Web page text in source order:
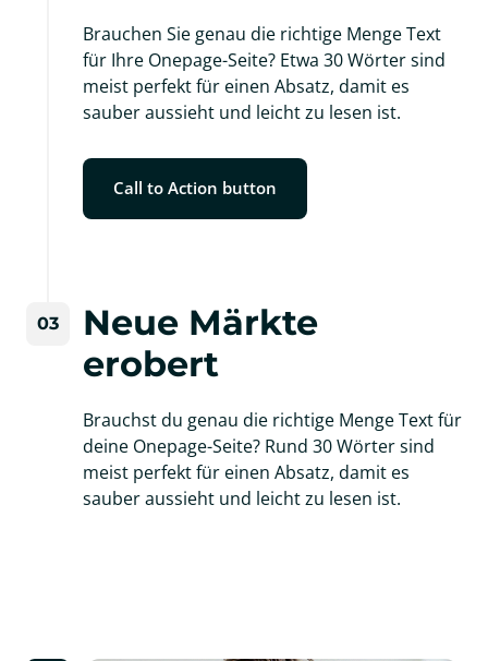
Brauchen Sie genau die richtige Menge Text
für Ihre Onepage-Seite? Etwa 30 Wörter sind
meist perfekt für einen Absatz, damit es
sauber aussieht und leicht zu lesen ist.
Call to Action button
03
Neue Märkte
erobert
Brauchst du genau die richtige Menge Text für
deine Onepage-Seite? Rund 30 Wörter sind
meist perfekt für einen Absatz, damit es
sauber aussieht und leicht zu lesen ist.